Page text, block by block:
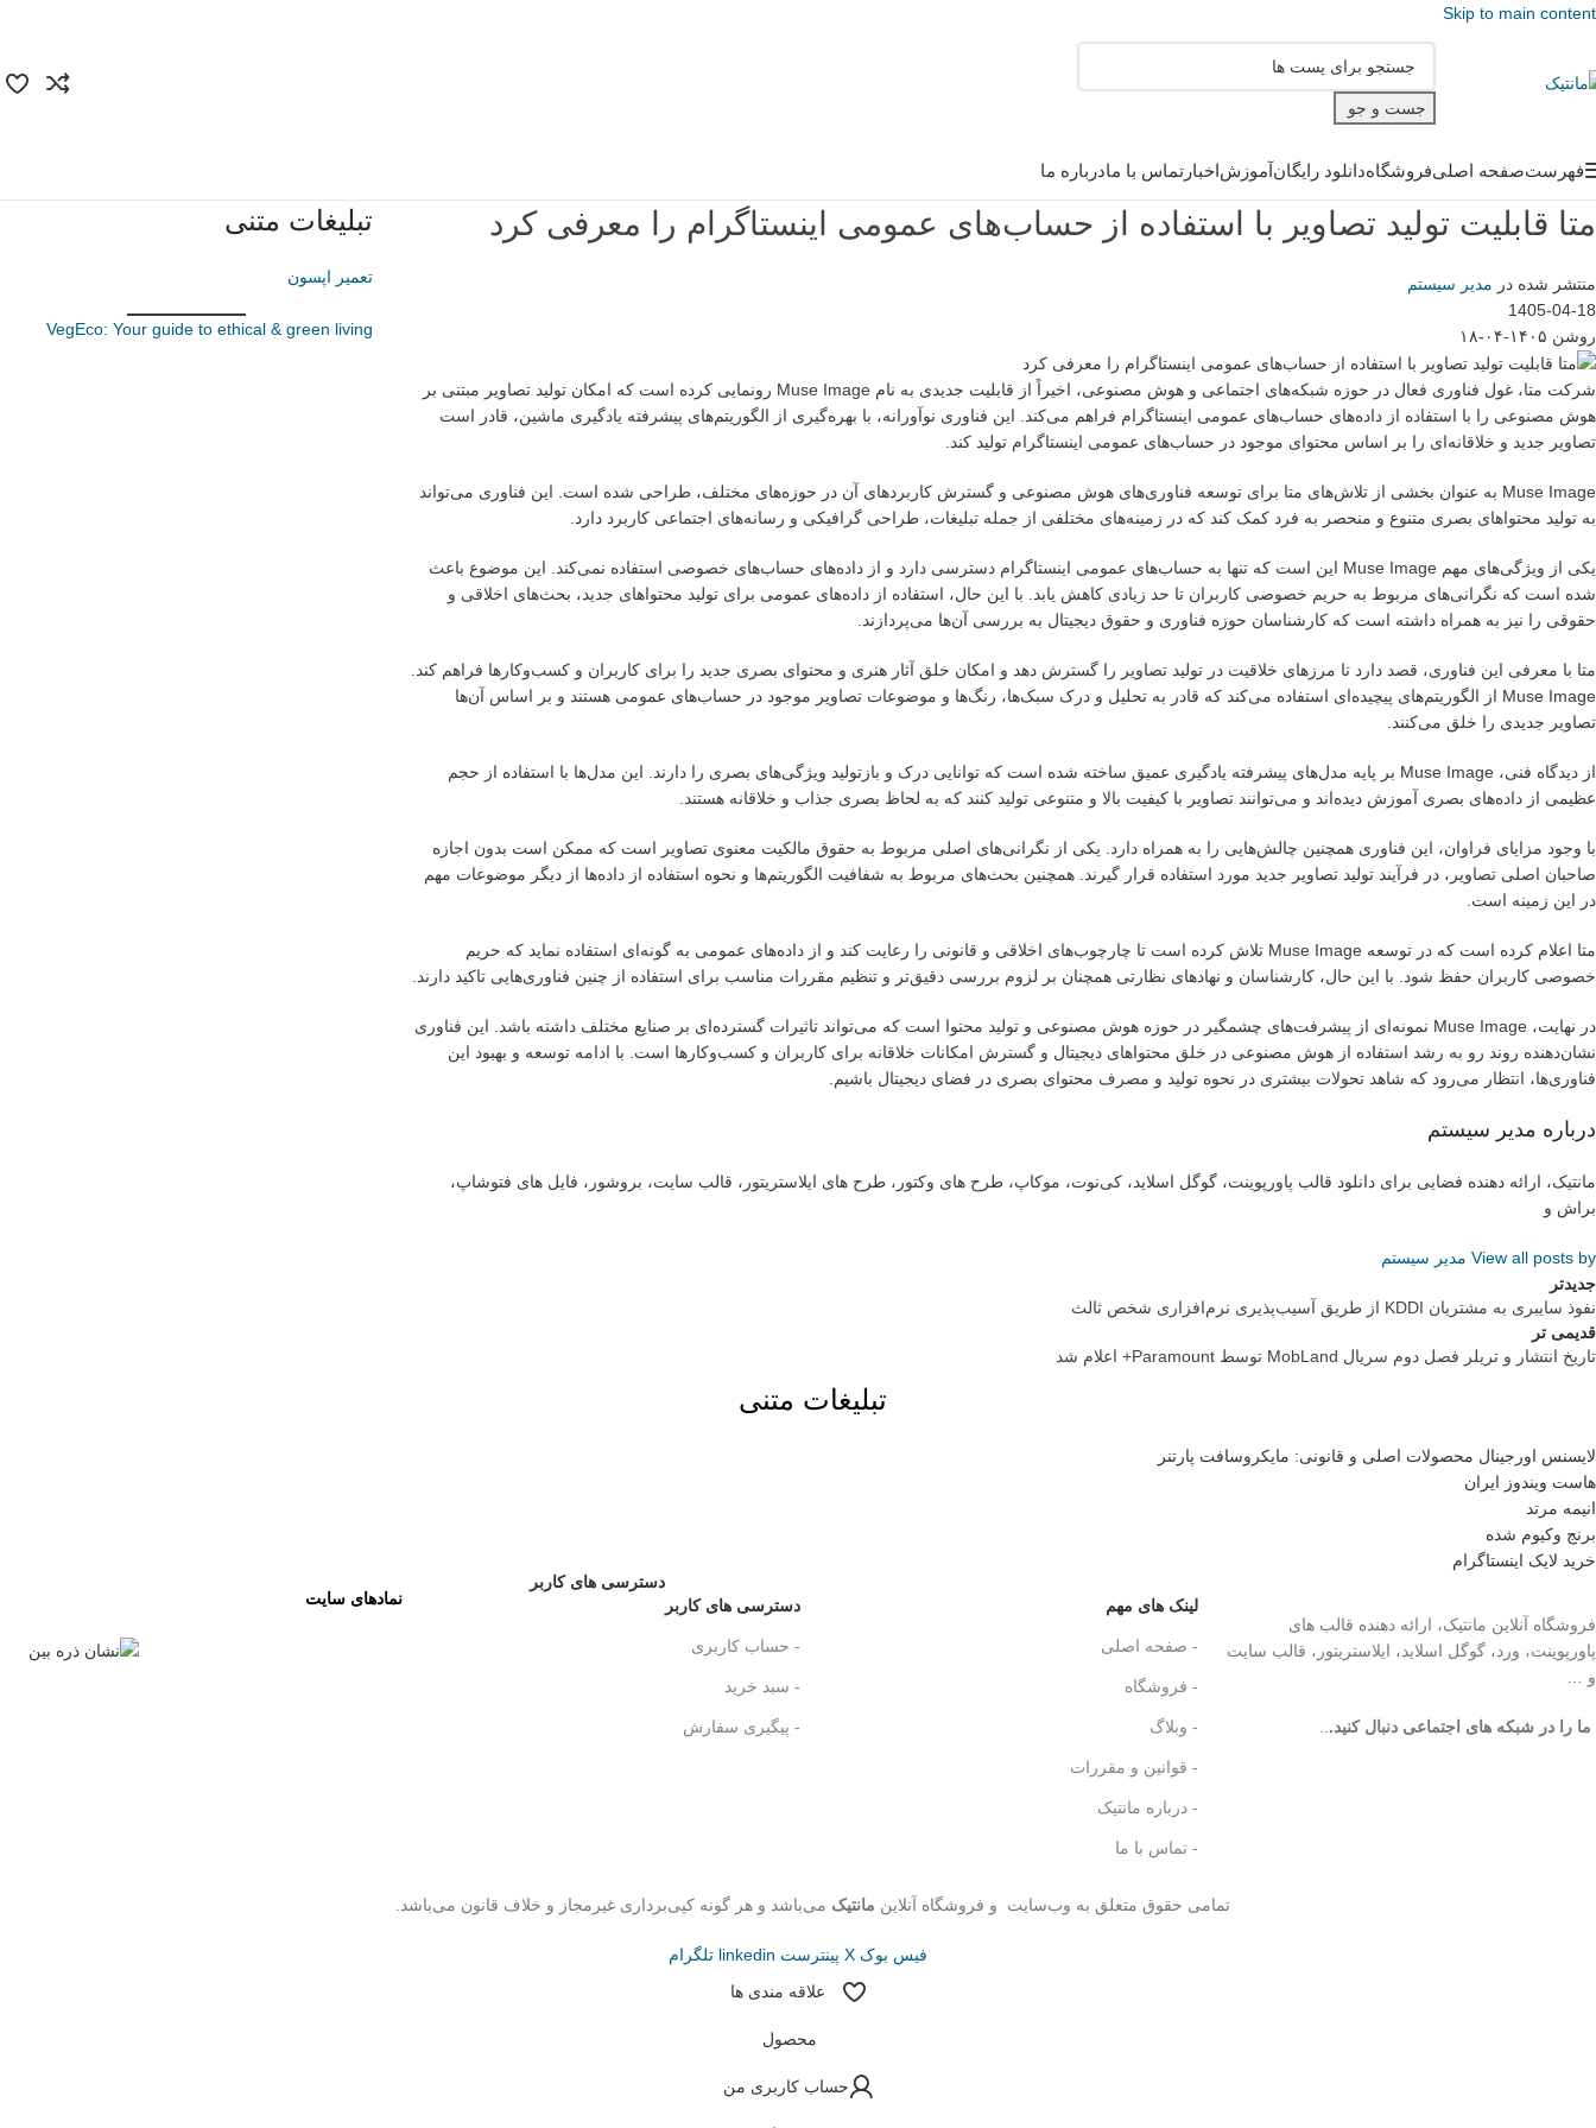
Skip to main content
جست و جو
فهرستصفحه اصلیفروشگاهدانلود رایگانآموزشاخبار تماس با مادرباره ما
متا قابلیت تولید تصاویر با استفاده از حساب‌های عمومی اینستاگرام را معرفی کرد
منتشر شده در مدیر سیستم
1405-04-18
روشن ۱۴۰۵-۰۴-۱۸
شرکت متا، غول فناوری فعال در حوزه شبکه‌های اجتماعی و هوش مصنوعی، اخیراً از قابلیت جدیدی به نام Muse Image رونمایی کرده است که امکان تولید تصاویر مبتنی بر
هوش مصنوعی را با استفاده از داده‌های حساب‌های عمومی اینستاگرام فراهم می‌کند. این فناوری نوآورانه، با بهره‌گیری از الگوریتم‌های پیشرفته یادگیری ماشین، قادر است
تصاویر جدید و خلاقانه‌ای را بر اساس محتوای موجود در حساب‌های عمومی اینستاگرام تولید کند.
Muse Image به عنوان بخشی از تلاش‌های متا برای توسعه فناوری‌های هوش مصنوعی و گسترش کاربردهای آن در حوزه‌های مختلف، طراحی شده است. این فناوری می‌تواند
به تولید محتواهای بصری متنوع و منحصر به فرد کمک کند که در زمینه‌های مختلفی از جمله تبلیغات، طراحی گرافیکی و رسانه‌های اجتماعی کاربرد دارد.
یکی از ویژگی‌های مهم Muse Image این است که تنها به حساب‌های عمومی اینستاگرام دسترسی دارد و از داده‌های حساب‌های خصوصی استفاده نمی‌کند. این موضوع باعث
شده است که نگرانی‌های مربوط به حریم خصوصی کاربران تا حد زیادی کاهش یابد. با این حال، استفاده از داده‌های عمومی برای تولید محتواهای جدید، بحث‌های اخلاقی و
حقوقی را نیز به همراه داشته است که کارشناسان حوزه فناوری و حقوق دیجیتال به بررسی آن‌ها می‌پردازند.
متا با معرفی این فناوری، قصد دارد تا مرزهای خلاقیت در تولید تصاویر را گسترش دهد و امکان خلق آثار هنری و محتوای بصری جدید را برای کاربران و کسب‌وکارها فراهم کند.
Muse Image از الگوریتم‌های پیچیده‌ای استفاده می‌کند که قادر به تحلیل و درک سبک‌ها، رنگ‌ها و موضوعات تصاویر موجود در حساب‌های عمومی هستند و بر اساس آن‌ها
تصاویر جدیدی را خلق می‌کنند.
از دیدگاه فنی، Muse Image بر پایه مدل‌های پیشرفته یادگیری عمیق ساخته شده است که توانایی درک و بازتولید ویژگی‌های بصری را دارند. این مدل‌ها با استفاده از حجم
عظیمی از داده‌های بصری آموزش دیده‌اند و می‌توانند تصاویر با کیفیت بالا و متنوعی تولید کنند که به لحاظ بصری جذاب و خلاقانه هستند.
با وجود مزایای فراوان، این فناوری همچنین چالش‌هایی را به همراه دارد. یکی از نگرانی‌های اصلی مربوط به حقوق مالکیت معنوی تصاویر است که ممکن است بدون اجازه
صاحبان اصلی تصاویر، در فرآیند تولید تصاویر جدید مورد استفاده قرار گیرند. همچنین بحث‌های مربوط به شفافیت الگوریتم‌ها و نحوه استفاده از داده‌ها از دیگر موضوعات مهم
در این زمینه است.
متا اعلام کرده است که در توسعه Muse Image تلاش کرده است تا چارچوب‌های اخلاقی و قانونی را رعایت کند و از داده‌های عمومی به گونه‌ای استفاده نماید که حریم
خصوصی کاربران حفظ شود. با این حال، کارشناسان و نهادهای نظارتی همچنان بر لزوم بررسی دقیق‌تر و تنظیم مقررات مناسب برای استفاده از چنین فناوری‌هایی تاکید دارند.
در نهایت، Muse Image نمونه‌ای از پیشرفت‌های چشمگیر در حوزه هوش مصنوعی و تولید محتوا است که می‌تواند تاثیرات گسترده‌ای بر صنایع مختلف داشته باشد. این فناوری
نشان‌دهنده روند رو به رشد استفاده از هوش مصنوعی در خلق محتواهای دیجیتال و گسترش امکانات خلاقانه برای کاربران و کسب‌وکارها است. با ادامه توسعه و بهبود این
فناوری‌ها، انتظار می‌رود که شاهد تحولات بیشتری در نحوه تولید و مصرف محتوای بصری در فضای دیجیتال باشیم.
درباره مدیر سیستم
مانتیک، ارائه دهنده فضایی برای دانلود قالب پاورپوینت، گوگل اسلاید، کی‌نوت، موکاپ، طرح های وکتور، طرح های ایلاستریتور، قالب سایت، بروشور، فایل های فتوشاپ،
براش و
View all posts by مدیر سیستم
جدیدتر
نفوذ سایبری به مشتریان KDDI از طریق آسیب‌پذیری نرم‌افزاری شخص ثالث
قدیمی تر
تاریخ انتشار و تریلر فصل دوم سریال MobLand توسط Paramount+ اعلام شد
تبلیغات متنی
تعمیر اپسون
VegEco: Your guide to ethical & green living
تبلیغات متنی
لایسنس اورجینال محصولات اصلی و قانونی: مایکروسافت پارتنر
هاست ویندوز ایران
انیمه مرتد
برنج وکیوم شده
خرید لایک اینستاگرام
فروشگاه آنلاین مانتیک، ارائه دهنده قالب های
پاورپوینت، ورد، گوگل اسلاید، ایلاستریتور، قالب سایت
و …
ما را در شبکه های اجتماعی دنبال کنید...
لینک های مهم
- صفحه اصلی
- فروشگاه
- وبلاگ
- قوانین و مقررات
- درباره مانتیک
- تماس با ما
دسترسی های کاربر
دسترسی های کاربر
- حساب کاربری
- سبد خرید
- پیگیری سفارش
نمادهای سایت
تمامی حقوق متعلق به وب‌سایت و فروشگاه‌ آنلاین مانتیک می‌باشد و هر گونه کپی‌برداری غیرمجاز و خلاف قانون می‌باشد.
فیس بوک X پینترست linkedin تلگرام
علاقه مندی ها
محصول
حساب کاربری من